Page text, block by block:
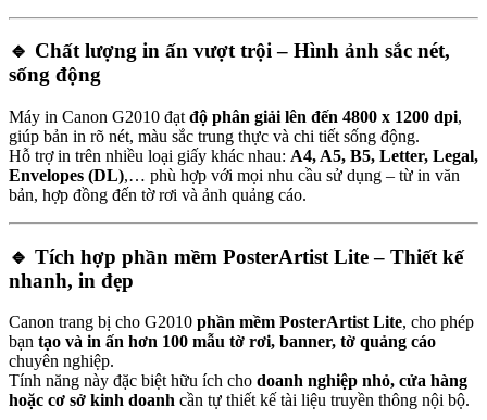
🔹 Chất lượng in ấn vượt trội – Hình ảnh sắc nét,
sống động
Máy in Canon G2010 đạt độ phân giải lên đến 4800 x 1200 dpi,
giúp bản in rõ nét, màu sắc trung thực và chi tiết sống động.
Hỗ trợ in trên nhiều loại giấy khác nhau: A4, A5, B5, Letter, Legal,
Envelopes (DL),… phù hợp với mọi nhu cầu sử dụng – từ in văn
bản, hợp đồng đến tờ rơi và ảnh quảng cáo.
🔹 Tích hợp phần mềm PosterArtist Lite – Thiết kế
nhanh, in đẹp
Canon trang bị cho G2010 phần mềm PosterArtist Lite, cho phép
bạn tạo và in ấn hơn 100 mẫu tờ rơi, banner, tờ quảng cáo
chuyên nghiệp.
Tính năng này đặc biệt hữu ích cho doanh nghiệp nhỏ, cửa hàng
hoặc cơ sở kinh doanh cần tự thiết kế tài liệu truyền thông nội bộ.